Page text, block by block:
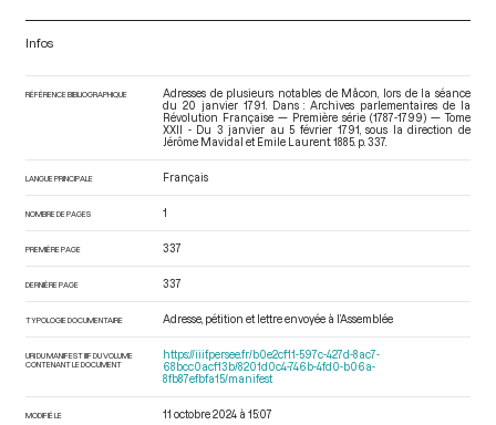
Infos
RÉFÉRENCE BIBLIOGRAPHIQUE
Adresses de plusieurs notables de Mâcon, lors de la séance
du 20 janvier 1791. Dans : Archives parlementaires de la
Révolution Française — Première série (1787-1799) — Tome
XXII - Du 3 janvier au 5 février 1791
, sous la direction de
Jérôme Mavidal et Emile Laurent. 1885. p. 337.
LANGUE PRINCIPALE Français
NOMBRE DE PAGES 1
PREMIÈRE PAGE 337
DERNIÈRE PAGE 337
TYPOLOGIE DOCUMENTAIRE Adresse, pétition et lettre envoyée à l’Assemblée
URI DU MANIFEST IIIF DU VOLUME
CONTENANT LE DOCUMENT
https://iiif.persee.fr/b0e2cf11-597c-427d-8ac7-
68bcc0acf13b/8201d0c4-746b-4fd0-b06a-
8fb87efbfa15/manifest
MODIFIÉ LE 11 octobre 2024 à 15:07